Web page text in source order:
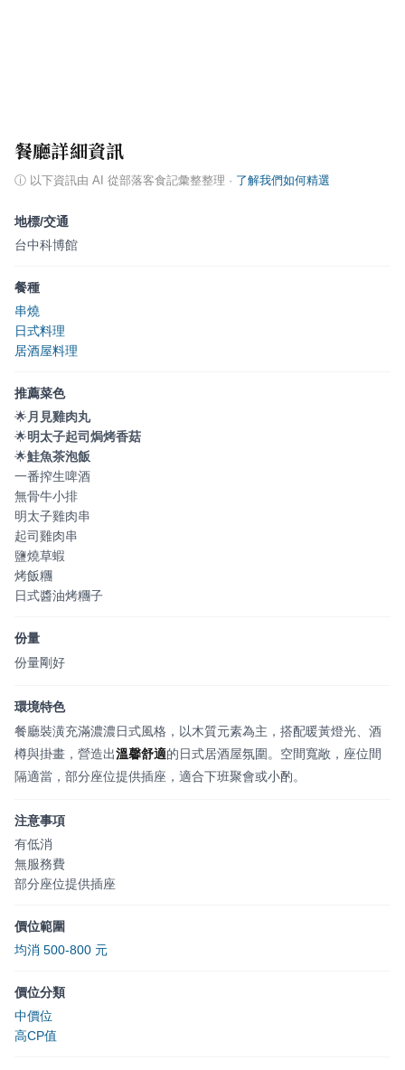
餐廳詳細資訊
ⓘ 以下資訊由 AI 從部落客食記彙整整理 · 了解我們如何精選
地標/交通
台中科博館
餐種
串燒
日式料理
居酒屋料理
推薦菜色
🌟月見雞肉丸
🌟明太子起司焗烤香菇
🌟鮭魚茶泡飯
一番搾生啤酒
無骨牛小排
明太子雞肉串
起司雞肉串
鹽燒草蝦
烤飯糰
日式醬油烤糰子
份量
份量剛好
環境特色
餐廳裝潢充滿濃濃日式風格，以木質元素為主，搭配暖黃燈光、酒
樽與掛畫，營造出溫馨舒適的日式居酒屋氛圍。空間寬敞，座位間
隔適當，部分座位提供插座，適合下班聚會或小酌。
注意事項
有低消
無服務費
部分座位提供插座
價位範圍
均消 500-800 元
價位分類
中價位
高CP值